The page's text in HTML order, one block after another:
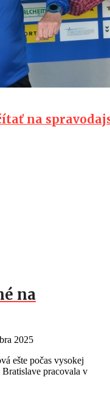
na
na
2025
ešte počas vysokej
pracovala v